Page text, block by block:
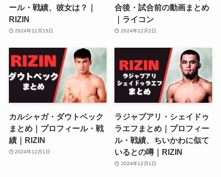
ール・戦績、彼女は？｜
RIZIN
2024年12月15日
合後・試合前の動画まとめ
｜ライコン
2024年12月2日
カルシャガ・ダウトベック
まとめ｜プロフィール・戦
績｜RIZIN
2024年12月1日
ラジャブアリ・シェイドゥ
ラエフまとめ｜プロフィー
ル・戦績、ちいかわに似て
いるとの噂｜RIZIN
2024年12月1日